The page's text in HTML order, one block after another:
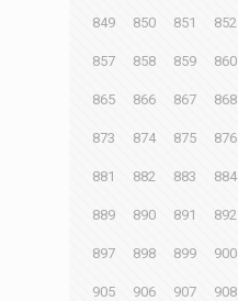
849 850 851 852
857 858 859 860
865 866 867 868
873 874 875 876
881 882 883 884
889 890 891 892
897 898 899 900
905 906 907 908